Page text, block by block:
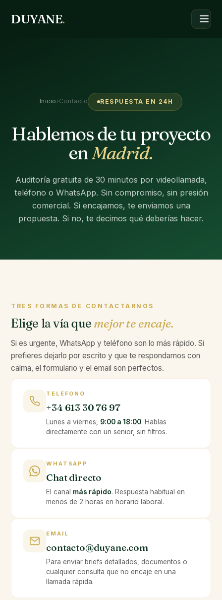
DUYANE.
Inicio ›Contacto RESPUESTA EN 24H
Hablemos de tu proyecto
enMadrid.
Auditoría gratuita de 30 minutos por videollamada,
teléfono o WhatsApp. Sin compromiso, sin presión
comercial. Si encajamos, te enviamos una
propuesta. Si no, te decimos qué deberías hacer.
TRES FORMAS DE CONTACTARNOS
Elige la vía que mejor te encaje.
Si es urgente, WhatsApp y teléfono son lo más rápido. Si
prefieres dejarlo por escrito y que te respondamos con
calma, el formulario y el email son perfectos.
TELÉFONO
+34 613 30 76 97
Lunes a viernes, 9:00 a 18:00. Hablas
directamente con un senior, sin filtros.
WHATSAPP
Chat directo
El canal más rápido. Respuesta habitual en
menos de 2 horas en horario laboral.
EMAIL
contacto@duyane.com
Para enviar briefs detallados, documentos o
cualquier consulta que no encaje en una
llamada rápida.